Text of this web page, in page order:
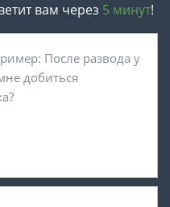
вам через 5 минут!